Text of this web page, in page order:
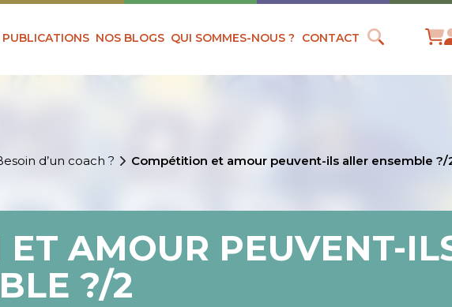
PUBLICATIONS NOS BLOGS QUI SOMMES-NOUS ? CONTACT
d’un coach ? Compétition et amour peuvent-ils aller ensemble ?/
AMOUR PEUVENT-
?/2